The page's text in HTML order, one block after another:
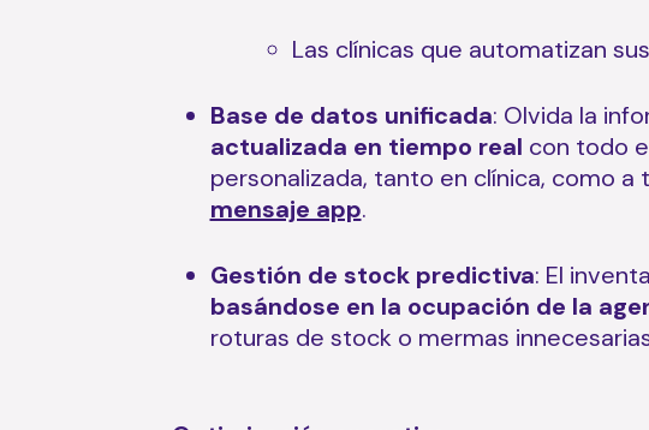
Las clínicas que automatizan
Base de datos unificada: Olvida la
actualizada en tiempo real con todo
personalizada, tanto en clínica, como a
mensaje app.
Gestión de stock predictiva: El
basándose en la ocupación de la
roturas de stock o mermas